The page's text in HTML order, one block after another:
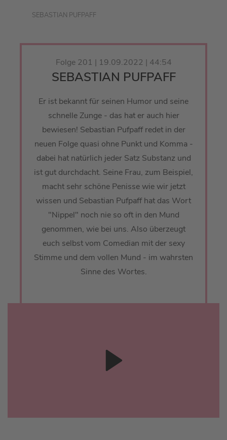
SEBASTIAN PUFPAFF
Folge 201 | 19.09.2022 | 44:54
SEBASTIAN PUFPAFF
Er ist bekannt für seinen Humor und seine
schnelle Zunge - das hat er auch hier
bewiesen! Sebastian Pufpaff redet in der
neuen Folge quasi ohne Punkt und Komma -
dabei hat natürlich jeder Satz Substanz und
ist gut durchdacht. Seine Frau, zum Beispiel,
macht sehr schöne Penisse wie wir jetzt
wissen und Sebastian Pufpaff hat das Wort
"Nippel" noch nie so oft in den Mund
genommen, wie bei uns. Also überzeugt
euch selbst vom Comedian mit der sexy
Stimme und dem vollen Mund - im wahrsten
Sinne des Wortes.